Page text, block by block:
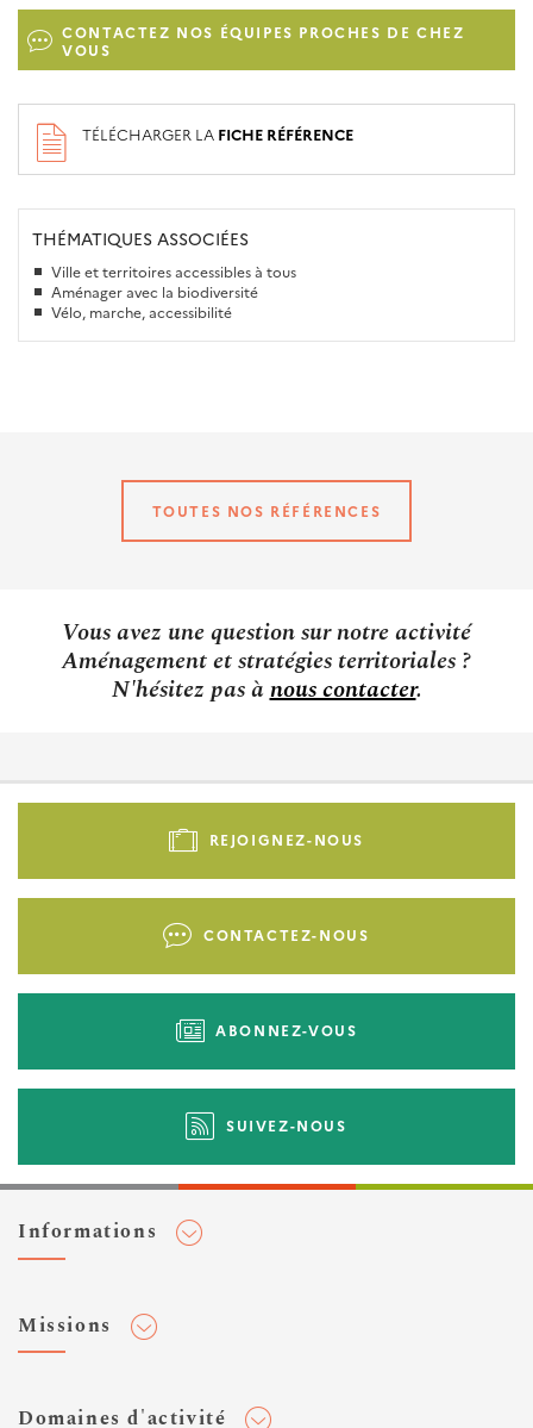
CONTACTEZ NOS ÉQUIPES PROCHES DE CHEZ
VOUS
TÉLÉCHARGER LA FICHE RÉFÉRENCE
THÉMATIQUES ASSOCIÉES
Ville et territoires accessibles à tous
Aménager avec la biodiversité
Vélo, marche, accessibilité
TOUTES NOS RÉFÉRENCES
Vous avez une question sur notre activité
Aménagement et stratégies territoriales ?
N'hésitez pas ànous contacter.
Pied
-
REJOIGNEZ-NOUS
CONTACTEZ-NOUS
ABONNEZ-VOUS
SUIVEZ-NOUS
Informations
Flux RSS
Missions
Domaines d'activité